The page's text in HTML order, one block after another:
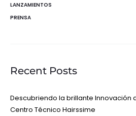
LANZAMIENTOS
PRENSA
Recent Posts
Descubriendo la brillante Innovación
Centro Técnico Hairssime